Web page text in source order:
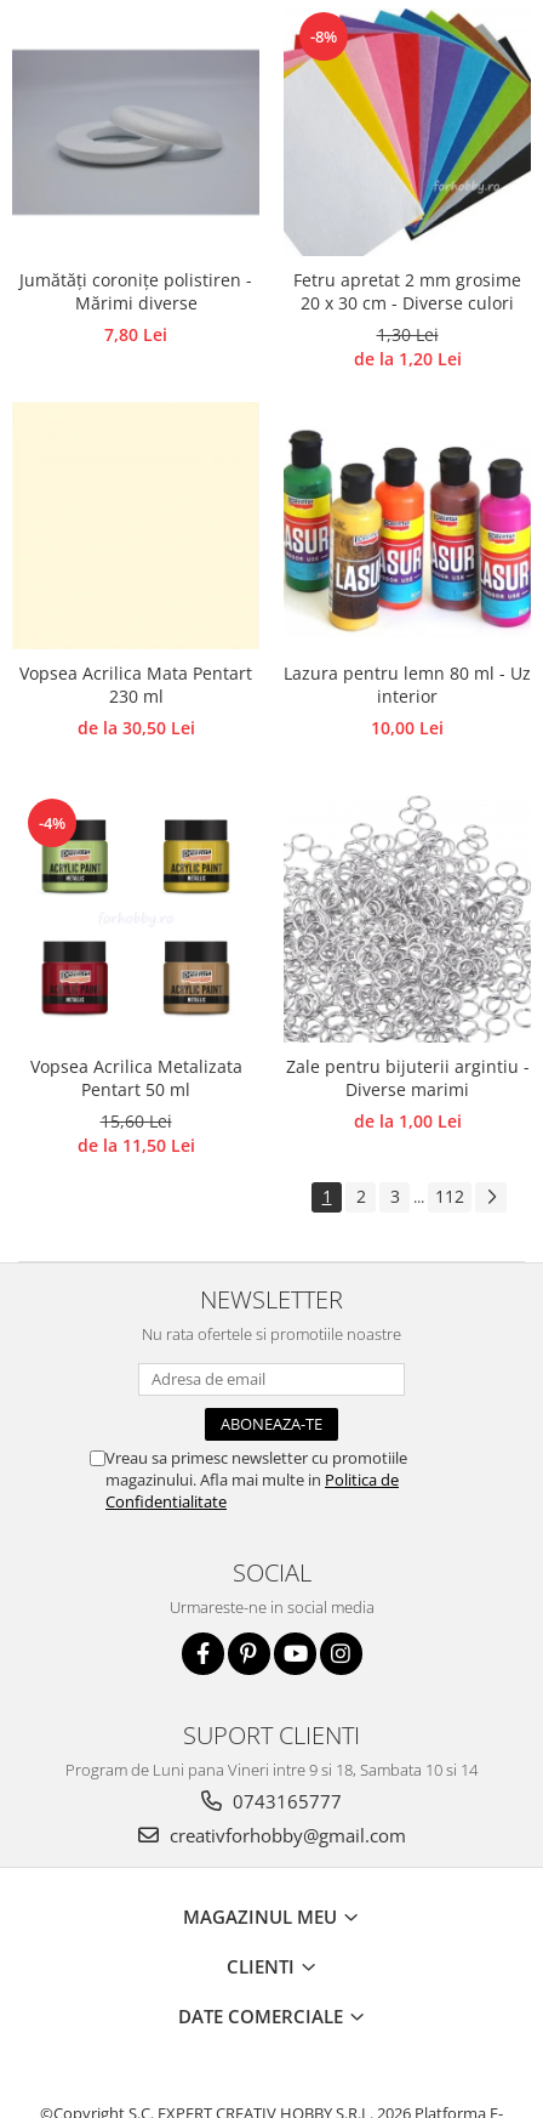
Jumătăți coronițe polistiren -
Mărimi diverse
7,80 Lei
-8%
Fetru apretat 2 mm grosime
20 x 30 cm - Diverse culori
1,30 Lei
de la 1,20 Lei
Vopsea Acrilica Mata Pentart
230 ml
de la 30,50 Lei
Lazura pentru lemn 80 ml - Uz
interior
10,00 Lei
-4%
Vopsea Acrilica Metalizata
Pentart 50 ml
15,60 Lei
de la 11,50 Lei
Zale pentru bijuterii argintiu -
Diverse marimi
de la 1,00 Lei
1 2 3 ... 112
NEWSLETTER
Nu rata ofertele si promotiile noastre
Vreau sa primesc newsletter cu promotiile
magazinului. Afla mai multe in Politica de
Confidentialitate
SOCIAL
Urmareste-ne in social media
SUPORT CLIENTI
Program de Luni pana Vineri intre 9 si 18, Sambata 10 si 14
0743165777
creativforhobby@gmail.com
MAGAZINUL MEU
CLIENTI
DATE COMERCIALE
©Copyright S.C. EXPERT CREATIV HOBBY S.R.L. 2026 Platforma E-